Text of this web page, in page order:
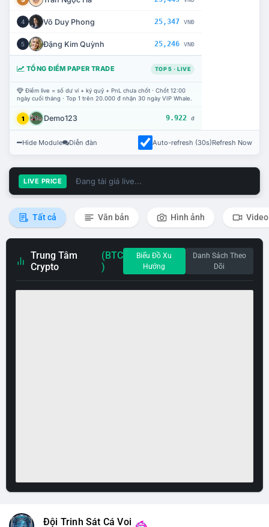
4 Võ Duy Phong 25,347 VNĐ
5 Đặng Kim Quỳnh 25,246 VNĐ
TỔNG ĐIỂM PAPER TRADE TOP 5 · LIVE
Điểm live = số dư ví + ký quỹ + PnL chưa chốt · Chốt 12:00
ngày cuối tháng · Top 1 trên 20.000 đ nhận 30 ngày VIP Whale.
1 Demo123 9.922 đ
Hide Module Diễn đàn Auto-refresh (30s)Refresh Now
LIVE PRICE Đang tải giá live...
Tất cả Văn bản Hình ảnh Video
Trung Tâm
Crypto
(BTC
)
Biểu Đồ Xu
Hướng
Danh Sách Theo
Dõi
Đội Trinh Sát Cá Voi